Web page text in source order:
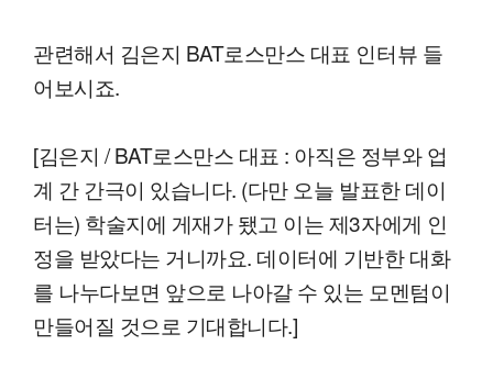
관련해서 김은지 BAT로스만스 대표 인터뷰 들
어보시죠.
[김은지 / BAT로스만스 대표 : 아직은 정부와 업
계 간 간극이 있습니다. (다만 오늘 발표한 데이
터는) 학술지에 게재가 됐고 이는 제3자에게 인
정을 받았다는 거니까요. 데이터에 기반한 대화
를 나누다보면 앞으로 나아갈 수 있는 모멘텀이
만들어질 것으로 기대합니다.]